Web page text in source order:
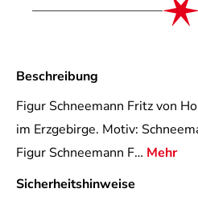
Beschreibung
Figur Schneemann Fritz von
im Erzgebirge. Motiv:
Figur Schneemann F… Mehr
Sicherheitshinweise